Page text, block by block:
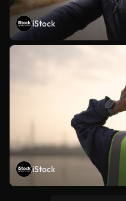
iStock
iStock